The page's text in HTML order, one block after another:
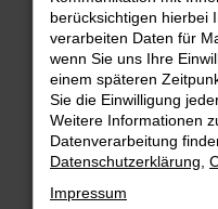
Fehler:
Beim Laden ist ein
Hier sind ein paar
Überprüfe deine
Laden andere
Suchmaschine?
berücksichtigen hierbei
verarbeiten Daten für
wenn Sie uns Ihre
einem späteren
Sie die Einwilligung
Weitere Informationen
Datenverarbeitung
Datenschutzerklärung
Impressum